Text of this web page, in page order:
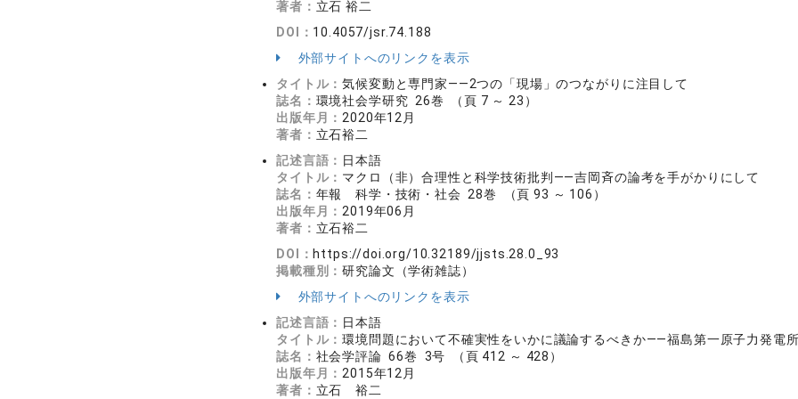
著者： 立石 裕二
DOI： 10.4057/jsr.74.188
外部サイトへのリンクを表示
タイトル：気候変動と専門家――2つの「現場」のつながりに注目して
誌名： 環境社会学研究 26巻 （頁 7 ～ 23）
出版年月： 2020年12月
著者： 立石裕二
記述言語： 日本語
タイトル： マクロ（非）合理性と科学技術批判――吉岡斉の論考を手がかりにして
誌名： 年報 科学・技術・社会 28巻 （頁 93 ～ 106）
出版年月： 2019年06月
著者： 立石裕二
DOI： https://doi.org/10.32189/jjsts.28.0_93
掲載種別：研究論文（学術雑誌）
外部サイトへのリンクを表示
記述言語： 日本語
タイトル：環境問題において不確実性をいかに議論するべきか――福島第一原子力発電
誌名： 社会学評論 66巻 3号 （頁 412 ～ 428）
出版年月： 2015年12月
著者： 立石 裕二